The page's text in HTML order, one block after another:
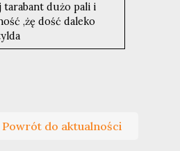
tarabant dużo pali i
,żę dość daleko
Powrót do aktualności